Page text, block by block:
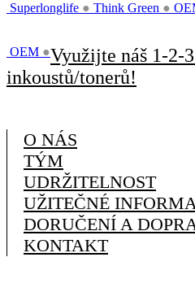
Superlonglife ● Think Green ●
OEM ●Využijte náš 1-2-
inkoustů/tonerů!
O NÁS
TÝM
UDRŽITELNOST
UŽITEČNÉ
DORUČENÍ A
KONTAKT